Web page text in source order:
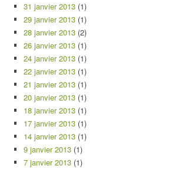
31 janvier 2013 (1)
29 janvier 2013 (1)
28 janvier 2013 (2)
26 janvier 2013 (1)
24 janvier 2013 (1)
22 janvier 2013 (1)
21 janvier 2013 (1)
20 janvier 2013 (1)
18 janvier 2013 (1)
17 janvier 2013 (1)
14 janvier 2013 (1)
9 janvier 2013 (1)
7 janvier 2013 (1)